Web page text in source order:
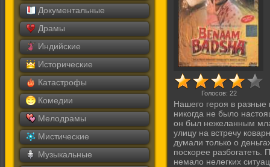
Документальные
Драмы
Индийские
Исторические
Катастрофы
Комедии
Мелодрамы
Мистические
Музыкальные
Голосов: 22
Нашего героя в
никогда не было
он был нежеланным
улицу на встречу
думали только о
поскорее
немало нелегких